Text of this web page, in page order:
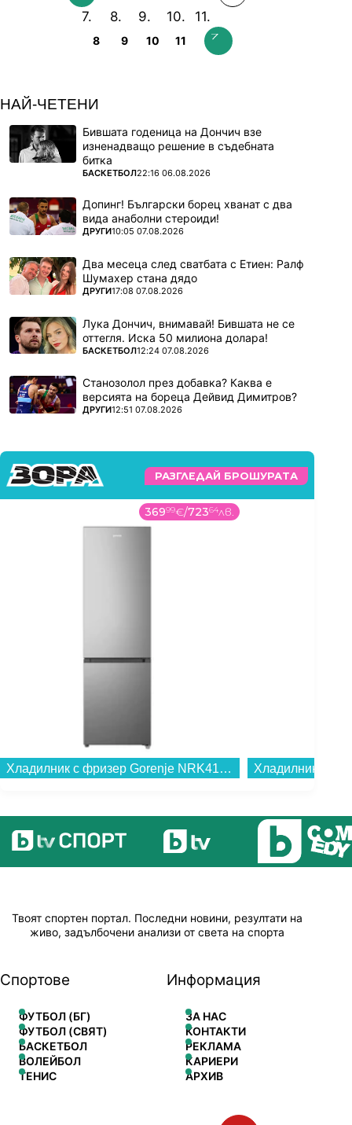
8 9 10 11
НАЙ-ЧЕТЕНИ
Бившата годеница на Дончич взе
изненадващо решение в съдебната
битка
ПОВЕЧЕ ОТ
БАСКЕТБОЛ22:16 06.08.2026
Допинг! Български борец хванат с два
вида анаболни стероиди!
ПОВЕЧЕ ОТ
ДРУГИ10:05 07.08.2026
Два месеца след сватбата с Етиен: Ралф
Шумахер стана дядо
ПОВЕЧЕ ОТ
ДРУГИ17:08 07.08.2026
Лука Дончич, внимавай! Бившата не се
оттегля. Иска 50 милиона долара!
ПОВЕЧЕ ОТ
БАСКЕТБОЛ12:24 07.08.2026
Станозолол през добавка? Каква е
версията на бореца Дейвид Димитров?
ПОВЕЧЕ ОТ
ДРУГИ12:51 07.08.2026
РАЗГЛЕДАЙ БРОШУРАТА
36999€/72364лв.
Хладилник с фризер Gorenje NRK418EES4 , 255 l, E , No Frost , Инокс...
Твоят спортен портал. Последни новини, резултати на
живо, задълбочени анализи от света на спорта
Спортове
ФУТБОЛ (БГ)
ФУТБОЛ (СВЯТ)
БАСКЕТБОЛ
ВОЛЕЙБОЛ
ТЕНИС
Информация
ЗА НАС
КОНТАКТИ
РЕКЛАМА
КАРИЕРИ
АРХИВ